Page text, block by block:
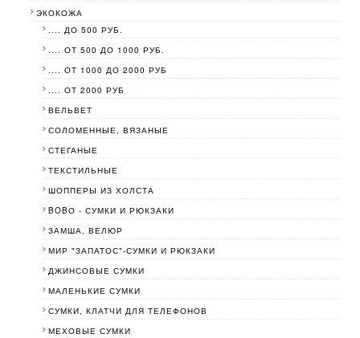
ЭКОКОЖА
.... ДО 500 РУБ.
.... ОТ 500 ДО 1000 РУБ.
.... ОТ 1000 ДО 2000 РУБ
.... ОТ 2000 РУБ
ВЕЛЬВЕТ
СОЛОМЕННЫЕ, ВЯЗАНЫЕ
СТЕГАНЫЕ
ТЕКСТИЛЬНЫЕ
ШОППЕРЫ ИЗ ХОЛСТА
BOBО - СУМКИ И РЮКЗАКИ
ЗАМША, ВЕЛЮР
МИР "ЗАПАТОС"-СУМКИ И РЮКЗАКИ
ДЖИНСОВЫЕ СУМКИ
МАЛЕНЬКИЕ СУМКИ
СУМКИ, КЛАТЧИ ДЛЯ ТЕЛЕФОНОВ
МЕХОВЫЕ СУМКИ